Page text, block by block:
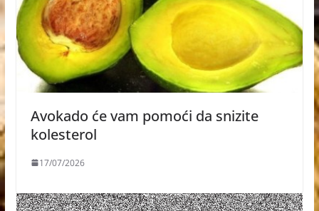
Avokado će vam pomoći da snizite
kolesterol
17/07/2026